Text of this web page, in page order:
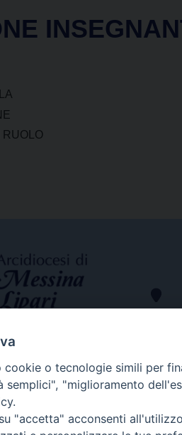
RUOLO
cookie o tecnologie simili per
semplici", "miglioramento
"accetta" acconsenti